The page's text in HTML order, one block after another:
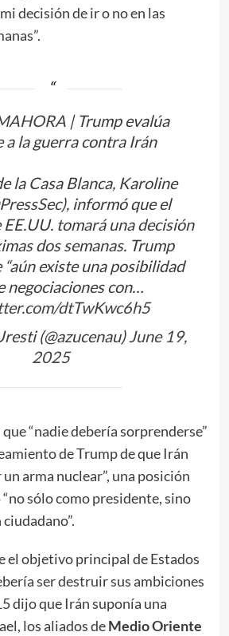
decisión de ir o no en las
| Trump evalúa
a la guerra contra Irán
la Casa Blanca, Karoline
), informó que el
tomará una decisión
dos semanas. Trump
“aún existe una posibilidad
negociaciones con…
dtTwKwc6h5
(@azucenau) June 19,
2025
“nadie debería sorprenderse”
de Trump de que Irán
arma nuclear”, una posición
sólo como presidente, sino
el objetivo principal de Estados
ser destruir sus ambiciones
dijo que Irán suponía una
los aliados deMedio Oriente